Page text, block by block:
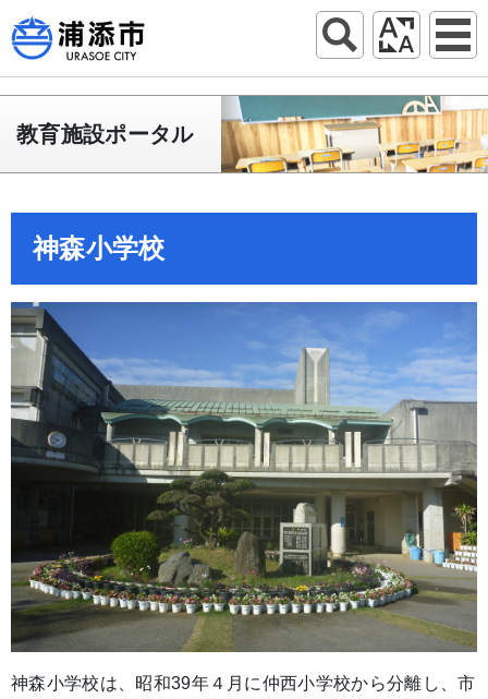
教育施設ポータル
神森小学校
神森小学校は、昭和39年４月に仲西小学校から分離し、市